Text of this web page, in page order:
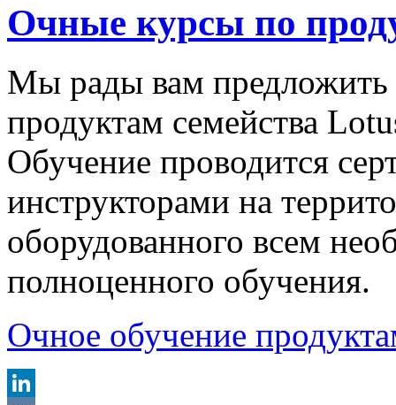
Очные курсы по
Мы рады вам предложить
продуктам семейства
Обучение проводится
инструкторами на
оборудованного всем
полноценного обучения.
Очное обучение